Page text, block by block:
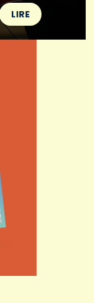
LIRE